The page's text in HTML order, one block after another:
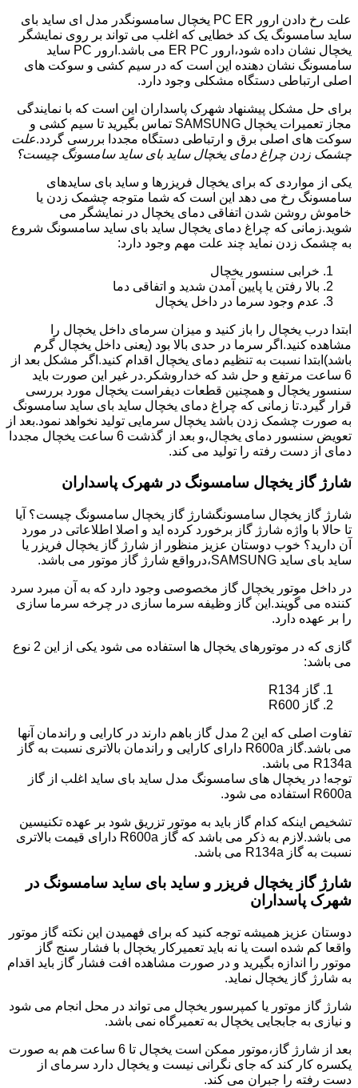
علت رخ دادن ارور PC ER یخچال سامسونگدر مدل ای ساید بای
ساید سامسونگ یک کد خطایی که اغلب می تواند بر روی نمایشگر
یخچال نشان داده شود،ارور ER PC می باشد.ارور PC ساید
سامسونگ نشان دهنده این است که در سیم کشی و سوکت های
اصلی ارتباطی دستگاه مشکلی وجود دارد.
برای حل مشکل پیشنهاد شهرک پاسداران این است که با نمایندگی
مجاز تعمیرات یخچال SAMSUNG تماس بگیرید تا سیم کشی و
سوکت های اصلی برق و ارتباطی دستگاه مجددا بررسی گردد.علت
چشمک زدن چراغ دمای یخچال ساید بای ساید سامسونگ چیست؟
یکی از مواردی که برای یخچال فریزرها و ساید بای سایدهای
سامسونگ رخ می دهد این است که شما متوجه چشمک زدن یا
خاموش روشن شدن اتفاقی دمای یخچال در نمایشگر می
شوید.زمانی که چراغ دمای یخچال ساید بای ساید سامسونگ شروع
به چشمک زدن نماید چند علت مهم وجود دارد:
خرابی سنسور یخچال
بالا رفتن یا پایین آمدن شدید و اتفاقی دما
عدم وجود سرما در داخل یخچال
ابتدا درب یخچال را باز کنید و میزان سرمای داخل یخچال را
مشاهده کنید.اگر سرما در حدی بالا بود (یعنی داخل یخچال گرم
باشد)ابتدا نسبت به تنظیم دمای یخچال اقدام کنید.اگر مشکل بعد از
6 ساعت مرتفع و حل شد که خداروشکر.در غیر این صورت باید
سنسور یخچال و همچنین قطعات دیفراست یخچال مورد بررسی
قرار گیرد.تا زمانی که چراغ دمای یخچال ساید بای ساید سامسونگ
به صورت چشمک زدن باشد یخچال سرمایی تولید نخواهد نمود.بعد از
تعویض سنسور دمای یخچال،و بعد از گذشت 6 ساعت یخچال مجددا
دمای از دست رفته را تولید می کند.
شارژ گاز یخچال سامسونگ در شهرک پاسداران
شارژ گاز یخچال سامسونگشارژ گاز یخچال سامسونگ چیست؟ آیا
تا حالا با واژه شارژ گاز برخورد کرده اید و اصلا اطلاعاتی در مورد
آن دارید؟ خوب دوستان عزیز منظور از شارژ گاز یخچال فریزر یا
ساید بای ساید SAMSUNG،درواقع شارژ گاز موتور می باشد.
در داخل موتور یخچال گاز مخصوصی وجود دارد که به آن مبرد سرد
کننده می گویند.این گاز وظیفه سرما سازی در چرخه سرما سازی
را بر عهده دارد.
گازی که در موتورهای یخچال ها استفاده می شود یکی از این 2 نوع
می باشد:
گاز R134
گاز R600
تفاوت اصلی که این 2 مدل گاز باهم دارند در کارایی و راندمان آنها
می باشد.گاز R600a دارای کارایی و راندمان بالاتری نسبت به گاز
R134a می باشد.
توجه! در یخچال های سامسونگ مدل ساید بای ساید اغلب از گاز
R600a استفاده می شود.
تشخیص اینکه کدام گاز باید به موتور تزریق شود بر عهده تکنیسین
می باشد.لازم به ذکر می باشد که گاز R600a دارای قیمت بالاتری
نسبت به گاز R134a می باشد.
شارژ گاز یخچال فریزر و ساید بای ساید سامسونگ در
شهرک پاسداران
دوستان عزیز همیشه توجه کنید که برای فهمیدن این نکته گاز موتور
واقعا کم شده است یا نه باید تعمیرکار یخچال با فشار سنج گاز
موتور را اندازه بگیرید و در صورت مشاهده افت فشار گاز باید اقدام
به شارژ گاز یخچال نماید.
شارژ گاز موتور یا کمپرسور یخچال می تواند در محل انجام می شود
و نیازی به جابجایی یخچال به تعمیرگاه نمی باشد.
بعد از شارژ گاز،موتور ممکن است یخچال تا 6 ساعت هم به صورت
یکسره کار کند که جای نگرانی نیست و یخچال دارد سرمای از
دست رفته را جبران می کند.